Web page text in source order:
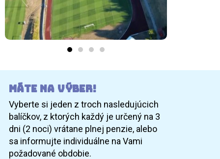
Máte na výber!
Vyberte si jeden z troch nasledujúcich
balíčkov, z ktorých každý je určený na 3
dni (2 noci) vrátane plnej penzie, alebo
sa informujte individuálne na Vami
požadované obdobie.